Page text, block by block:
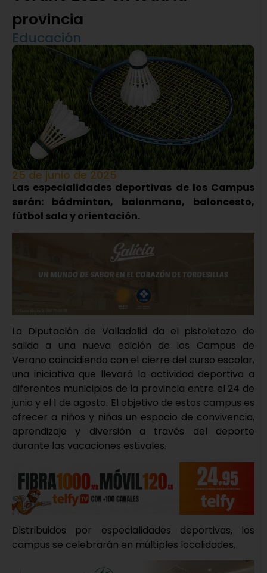
provincia
Educación
25 de junio de 2025
Las especialidades deportivas de los Campus
serán: bádminton, balonmano, baloncesto,
fútbol sala y orientación.
La Diputación de Valladolid da el pistoletazo de
salida a una nueva edición de los Campus de
Verano coincidiendo con el cierre del curso escolar,
una iniciativa que llevará la actividad deportiva a
diferentes municipios de la provincia entre el 24 de
junio y el 1 de agosto. El objetivo de estos campus es
ofrecer a niños y niñas un espacio de convivencia,
aprendizaje y diversión a través del deporte
durante las vacaciones estivales.
Distribuidos por especialidades deportivas, los
campus se celebrarán en múltiples localidades.